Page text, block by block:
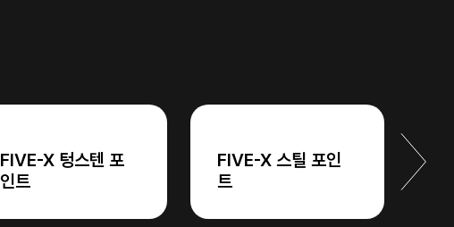
FIVE-X 텅스텐 포
인트
FIVE-X 스틸 포인
트